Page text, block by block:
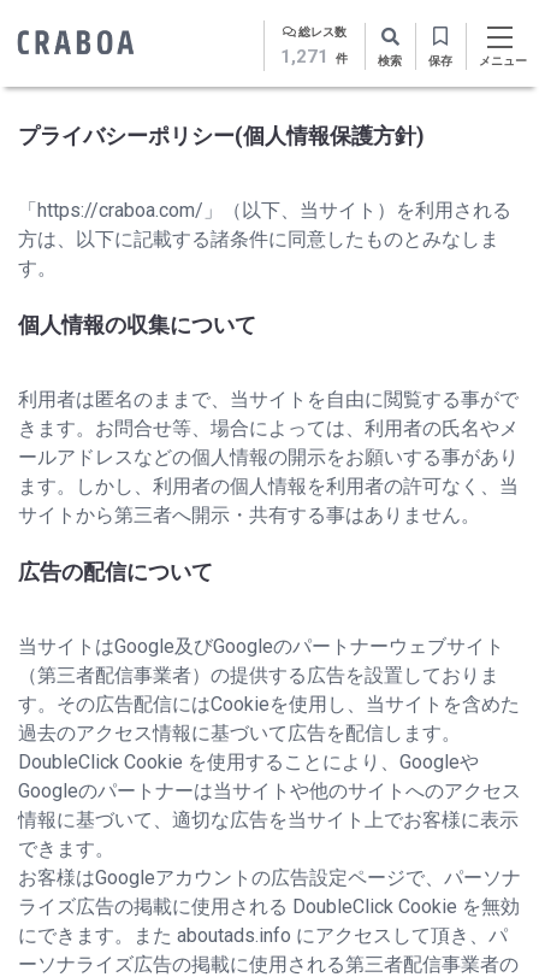
総レス数
1,271 件 検索 保存 メニュー
プライバシーポリシー(個人情報保護方針)
「https://craboa.com/」（以下、当サイト）を利用される
方は、以下に記載する諸条件に同意したものとみなしま
す。
個人情報の収集について
利用者は匿名のままで、当サイトを自由に閲覧する事がで
きます。お問合せ等、場合によっては、利用者の氏名やメ
ールアドレスなどの個人情報の開示をお願いする事があり
ます。しかし、利用者の個人情報を利用者の許可なく、当
サイトから第三者へ開示・共有する事はありません。
広告の配信について
当サイトはGoogle及びGoogleのパートナーウェブサイト
（第三者配信事業者）の提供する広告を設置しておりま
す。その広告配信にはCookieを使用し、当サイトを含めた
過去のアクセス情報に基づいて広告を配信します。
DoubleClick Cookie を使用することにより、Googleや
Googleのパートナーは当サイトや他のサイトへのアクセス
情報に基づいて、適切な広告を当サイト上でお客様に表示
できます。
お客様はGoogleアカウントの広告設定ページで、パーソナ
ライズ広告の掲載に使用される DoubleClick Cookie を無効
にできます。また aboutads.info にアクセスして頂き、パ
ーソナライズ広告の掲載に使用される第三者配信事業者の